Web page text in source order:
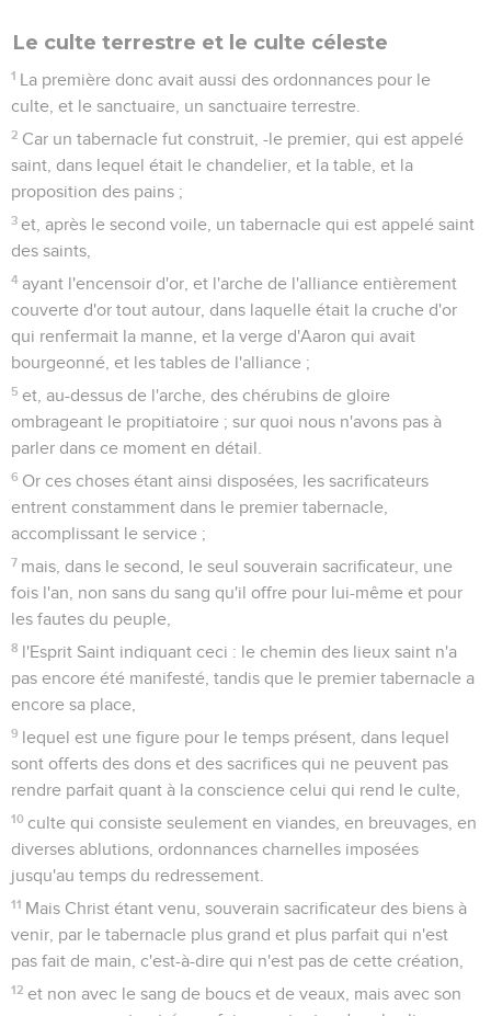
Le culte terrestre et le culte céleste
1 La première donc avait aussi des ordonnances pour le
culte, et le sanctuaire, un sanctuaire terrestre.
2 Car un tabernacle fut construit, -le premier, qui est appelé
saint, dans lequel était le chandelier, et la table, et la
proposition des pains ;
3 et, après le second voile, un tabernacle qui est appelé saint
des saints,
4 ayant l'encensoir d'or, et l'arche de l'alliance entièrement
couverte d'or tout autour, dans laquelle était la cruche d'or
qui renfermait la manne, et la verge d'Aaron qui avait
bourgeonné, et les tables de l'alliance ;
5 et, au-dessus de l'arche, des chérubins de gloire
ombrageant le propitiatoire ; sur quoi nous n'avons pas à
parler dans ce moment en détail.
6 Or ces choses étant ainsi disposées, les sacrificateurs
entrent constamment dans le premier tabernacle,
accomplissant le service ;
7 mais, dans le second, le seul souverain sacrificateur, une
fois l'an, non sans du sang qu'il offre pour lui-même et pour
les fautes du peuple,
8 l'Esprit Saint indiquant ceci : le chemin des lieux saint n'a
pas encore été manifesté, tandis que le premier tabernacle a
encore sa place,
9 lequel est une figure pour le temps présent, dans lequel
sont offerts des dons et des sacrifices qui ne peuvent pas
rendre parfait quant à la conscience celui qui rend le culte,
10 culte qui consiste seulement en viandes, en breuvages, en
diverses ablutions, ordonnances charnelles imposées
jusqu'au temps du redressement.
11 Mais Christ étant venu, souverain sacrificateur des biens à
venir, par le tabernacle plus grand et plus parfait qui n'est
pas fait de main, c'est-à-dire qui n'est pas de cette création,
12 et non avec le sang de boucs et de veaux, mais avec son